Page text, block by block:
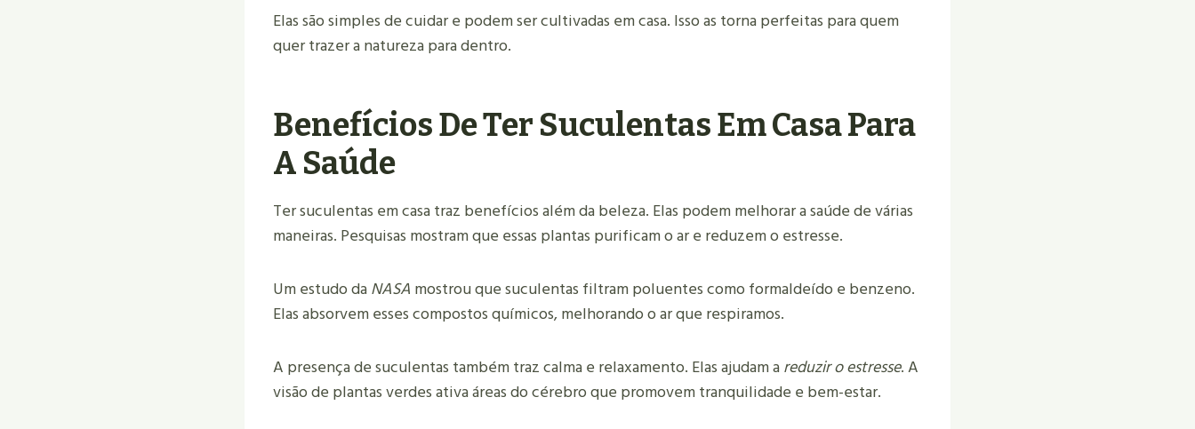
Elas são simples de cuidar e podem ser cultivadas em casa. Isso as torna perfeitas para quem
quer trazer a natureza para dentro.
Benefícios De Ter Suculentas Em Casa Para
A Saúde
Ter suculentas em casa traz benefícios além da beleza. Elas podem melhorar a saúde de várias
maneiras. Pesquisas mostram que essas plantas purificam o ar e reduzem o estresse.
Um estudo daNASA mostrou que suculentas filtram poluentes como formaldeído e benzeno.
Elas absorvem esses compostos químicos, melhorando o ar que respiramos.
A presença de suculentas também traz calma e relaxamento. Elas ajudam areduzir o estresse. A
visão de plantas verdes ativa áreas do cérebro que promovem tranquilidade e bem-estar.